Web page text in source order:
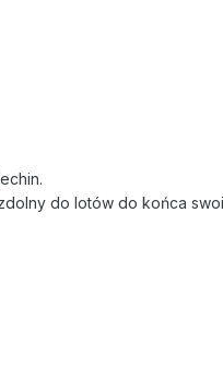
do lotów do końca